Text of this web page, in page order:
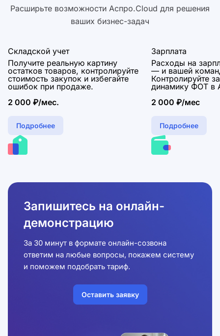
ограничений
Расширьте возможности Аспро.Cloud для решения
ваших бизнес-задач
Складской учет
Получите реальную картину
остатков товаров, контролируйте
стоимость закупок и избегайте
ошибок при продаже.
2 000 ₽/мес.
Подробнее
Зарплата
Расходы на
— и вашей
Контролируйте
динамику ФОТ в
2 000 ₽/мес
Подробнее
Запишитесь на онлайн-
демонстрацию
За 30 минут в формате онлайн-созвона
ответим на любые вопросы, покажем систему
и поможем подобрать тариф.
Оставить заявку